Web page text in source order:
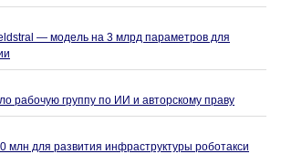
— модель на 3 млрд параметров для
рабочую группу по ИИ и авторскому праву
млн для развития инфраструктуры роботакси